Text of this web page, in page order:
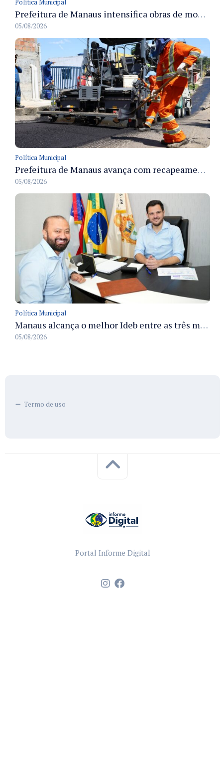
Política Municipal
Prefeitura de Manaus intensifica obras de modernização no viaduto Miguel Arraes para ampliar segurança e acessibilidade na região
05/08/2026
Política Municipal
Prefeitura de Manaus avança com recapeamento no Parque Rio Solimões e cobre cerca de 30 ruas
05/08/2026
Política Municipal
Manaus alcança o melhor Ideb entre as três maiores redes municipais do país em 2025 com avanço na aprendizagem
05/08/2026
Termo de uso
Portal Informe Digital